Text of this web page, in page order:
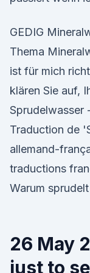
GEDIG
Thema
ist für mich
klären Sie auf,
Sprudelwasser
Traduction de
allemand-
traductions
Warum
26 May
just to